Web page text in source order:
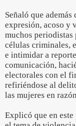
Señaló que
expresión, acoso y
muchos periodistas
células criminales,
e intimidar a
comunicación,
electorales con el
refiriéndose al
las mujeres en
Explicó que en